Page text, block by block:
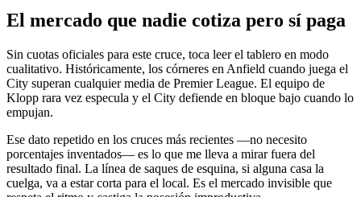
El mercado que nadie cotiza pero sí paga
Sin cuotas oficiales para este cruce, toca leer el tablero en modo
cualitativo. Históricamente, los córneres en Anfield cuando juega el
City superan cualquier media de Premier League. El equipo de
Klopp rara vez especula y el City defiende en bloque bajo cuando lo
empujan.
Ese dato repetido en los cruces más recientes —no necesito
porcentajes inventados— es lo que me lleva a mirar fuera del
resultado final. La línea de saques de esquina, si alguna casa la
cuelga, va a estar corta para el local. Es el mercado invisible que